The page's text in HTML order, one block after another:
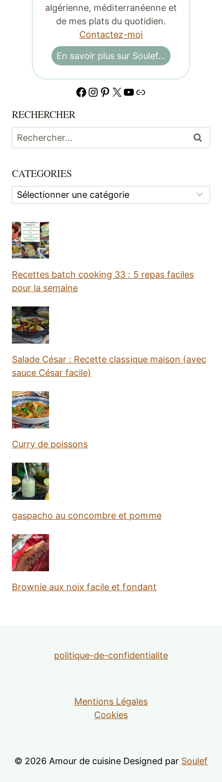
algérienne, méditerranéenne et
de mes plats du quotidien.
Contactez-moi
En savoir plus sur Soulef…
Facebook
Instagram
Pinterest
X YouTube
Lien
RECHERCHER
Rechercher :
CATEGORIES
Categories
Recettes batch cooking 33 : 5 repas faciles
pour la semaine
Salade César : Recette classique maison (avec
sauce César facile)
Curry de poissons
gaspacho au concombre et pomme
Brownie aux noix facile et fondant
politique-de-confidentialite
Mentions Légales
Cookies
© 2026 Amour de cuisine Designed par Soulef